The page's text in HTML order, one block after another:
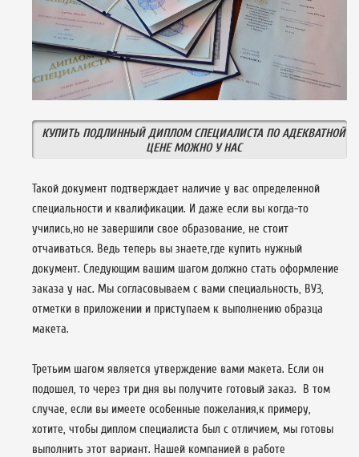
КУПИТЬ ПОДЛИННЫЙ ДИПЛОМ СПЕЦИАЛИСТА ПО АДЕКВАТНОЙ
ЦЕНЕ МОЖНО У НАС
Такой документ подтверждает наличие у вас определенной
специальности и квалификации. И даже если вы когда-то
учились,но не завершили свое образование, не стоит
отчаиваться. Ведь теперь вы знаете,где купить нужный
документ. Следующим вашим шагом должно стать оформление
заказа у нас. Мы согласовываем с вами специальность, ВУЗ,
отметки в приложении и приступаем к выполнению образца
макета.
Третьим шагом является утверждение вами макета. Если он
подошел, то через три дня вы получите готовый заказ. В том
случае, если вы имеете особенные пожелания,к примеру,
хотите, чтобы диплом специалиста был с отличием, мы готовы
выполнить этот вариант. Нашей компанией в работе